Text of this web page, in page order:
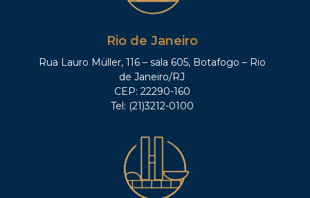
Rio de Janeiro
Rua Lauro Müller, 116 – sala 605, Botafogo – Rio
de Janeiro/RJ
CEP: 22290-160
Tel: (21)3212-0100